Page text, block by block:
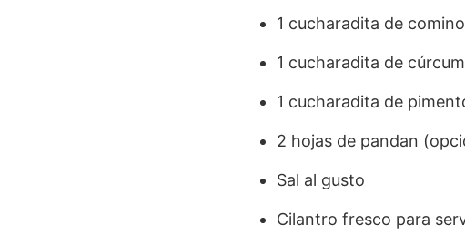
1 cucharadita de comino
1 cucharadita de
1 cucharadita de
2 hojas de pandan
Sal al gusto
Cilantro fresco para